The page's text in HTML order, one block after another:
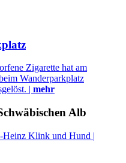
Zigarette hat am
Wanderparkplatz
| mehr
Alb